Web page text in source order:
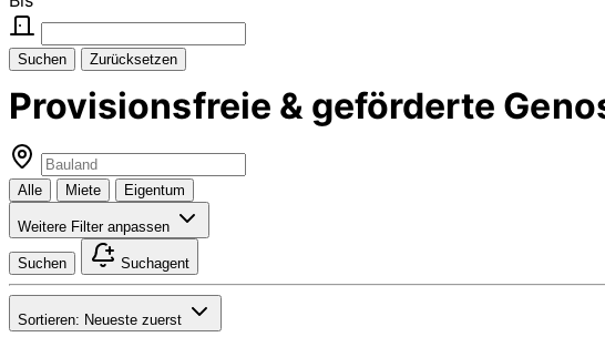
Suchen Zurücksetzen
Provisionsfreie & geförderte
Alle Miete Eigentum
Weitere Filter anpassen
Suchen Suchagent
Sortieren: Neueste zuerst